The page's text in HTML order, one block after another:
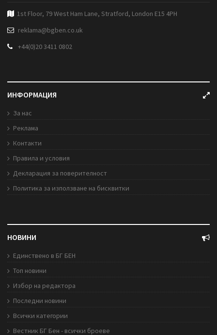
1st Floor, 79 West Ham Lane, Stratford, London E15 4PH
reklama@bgben.co.uk
+44(0)20 3411 0802
ИНФОРМАЦИЯ
За нас
Реклама
Контакти
Правила и условия
Декларация за поверителност
Политика за използване на бисквитки
НОВИНИ
Единствено в БГ БЕН
Топ новини
Избор на редактора
Последни новини
Всички категории
Вестник БГ Бен - всички броеве